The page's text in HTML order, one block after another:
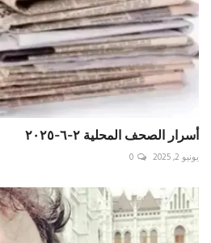
أسرار الصحف المحلية ٢-٦-٢٠٢٥
يونيو 2, 2025 0